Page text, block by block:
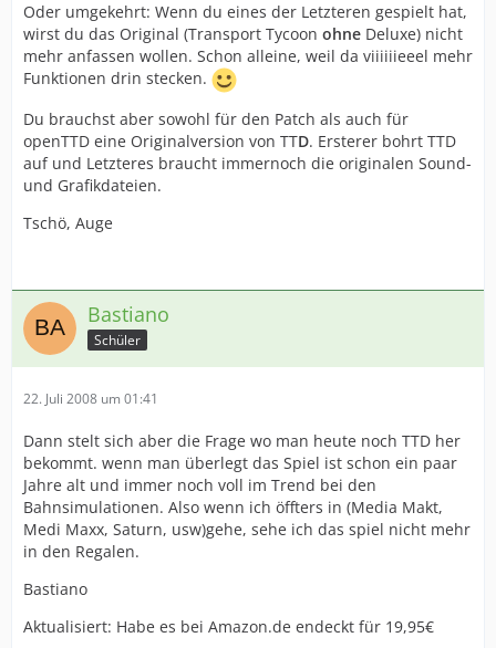
Oder umgekehrt: Wenn du eines der Letzteren gespielt hat,
wirst du das Original (Transport Tycoon ohne Deluxe) nicht
mehr anfassen wollen. Schon alleine, weil da viiiiiieeel mehr
Funktionen drin stecken.
Du brauchst aber sowohl für den Patch als auch für
openTTD eine Originalversion von TTD. Ersterer bohrt TTD
auf und Letzteres braucht immernoch die originalen Sound-
und Grafikdateien.
Tschö, Auge
Bastiano
Schüler
22. Juli 2008 um 01:41
Dann stelt sich aber die Frage wo man heute noch TTD her
bekommt. wenn man überlegt das Spiel ist schon ein paar
Jahre alt und immer noch voll im Trend bei den
Bahnsimulationen. Also wenn ich öffters in (Media Makt,
Medi Maxx, Saturn, usw)gehe, sehe ich das spiel nicht mehr
in den Regalen.
Bastiano
Aktualisiert: Habe es bei Amazon.de endeckt für 19,95€